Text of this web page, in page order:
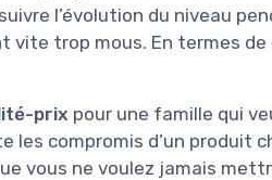
l’évolution du niveau
trop mous. En termes de
prix pour une famille qui
compromis d’un produit
vous ne voulez jamais